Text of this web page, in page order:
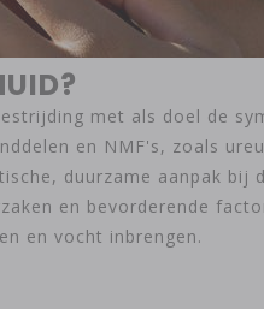
met als doel de
en NMF's, zoals
duurzame aanpak
en bevorderende
en vocht inbrengen.